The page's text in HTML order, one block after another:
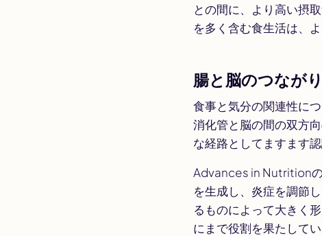
との間に、より高い摂
を多く含む食生活は、
腸と脳のつながり
食事と気分の関連性に
消化管と脳の間の双方
な経路としてますます
Advances in Nutrition
を生成し、炎症を調節
るものによって大きく
にまで役割を果たして